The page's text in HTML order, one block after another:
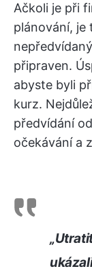
Ačkoli je při
plánování, je
připraven.
abyste byli
kurz.
předvídání
očekávání a